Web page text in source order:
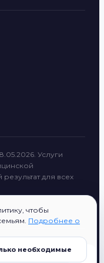
чтобы
Подробнее о
необходимые
Услуги
для всех
ABASPB System